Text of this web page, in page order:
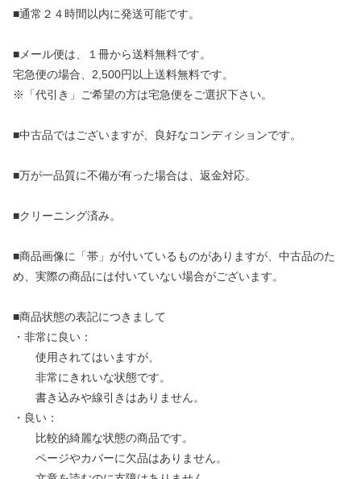
■通常２４時間以内に発送可能です。
■メール便は、１冊から送料無料です。
宅急便の場合、2,500円以上送料無料です。
※「代引き」ご希望の方は宅急便をご選択下さい。
■中古品ではございますが、良好なコンディションです。
■万が一品質に不備が有った場合は、返金対応。
■クリーニング済み。
■商品画像に「帯」が付いているものがありますが、中古品のた
め、実際の商品には付いていない場合がございます。
■商品状態の表記につきまして
・非常に良い：
使用されてはいますが、
非常にきれいな状態です。
書き込みや線引きはありません。
・良い：
比較的綺麗な状態の商品です。
ページやカバーに欠品はありません。